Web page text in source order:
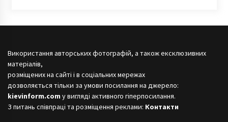
Використання авторських фотографій, а також ексклюзивних
матеріалів,
розміщених на сайті і в соціальних мережах
дозволяється тільки за умови посилання на джерело:
kievinform.com у вигляді активного гіперпосилання.
З питань співпраці та розміщення реклами: Контакти